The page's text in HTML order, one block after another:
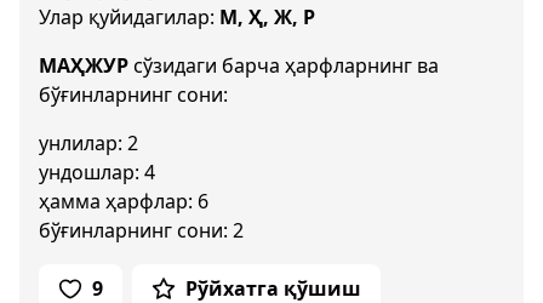
Улар қуйидагилар: М, Ҳ, Ж, Р
МАҲЖУРсўзидаги барча ҳарфларнинг ва
бўғинларнинг сони:
унлилар: 2
ундошлар: 4
ҳамма ҳарфлар: 6
бўғинларнинг сони: 2
9 Рўйхатга қўшиш